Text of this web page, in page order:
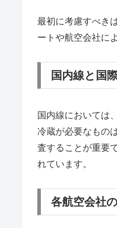
最初に考慮すべき
ートや航空会社に
国内線と国
国内線においては
冷蔵が必要なもの
査することが重要
れています。
各航空会社